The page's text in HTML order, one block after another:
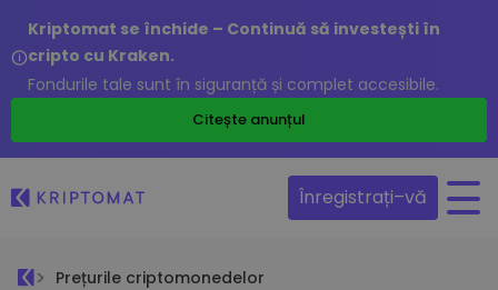
Kriptomat se închide – Continuă să investești în
cripto cu Kraken.
Fondurile tale sunt în siguranță și complet accesibile.
Citește anunțul
Înregistrați–vă
Prețurile criptomonedelor